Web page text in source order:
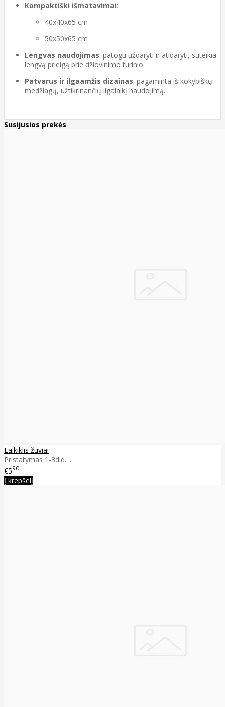
Kompaktiški išmatavimai:
40x40x65 cm
50x50x65 cm
Lengvas naudojimas: patogu uždaryti ir atidaryti, suteikia
lengvą prieigą prie džiovinimo turinio.
Patvarus ir ilgaamžis dizainas: pagaminta iš kokybiškų
medžiagų, užtikrinančių ilgalaikį naudojimą.
Susijusios prekės
Laikiklis žuviai
Pristatymas 1-3d.d. ..
€590
Į krepšelį